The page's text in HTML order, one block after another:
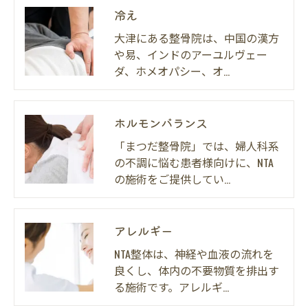
冷え
大津にある整骨院は、中国の漢方
や易、インドのアーユルヴェー
ダ、ホメオパシー、オ…
ホルモンバランス
「まつだ整骨院」では、婦人科系
の不調に悩む患者様向けに、NTA
の施術をご提供してい…
アレルギー
NTA整体は、神経や血液の流れを
良くし、体内の不要物質を排出す
る施術です。アレルギ…